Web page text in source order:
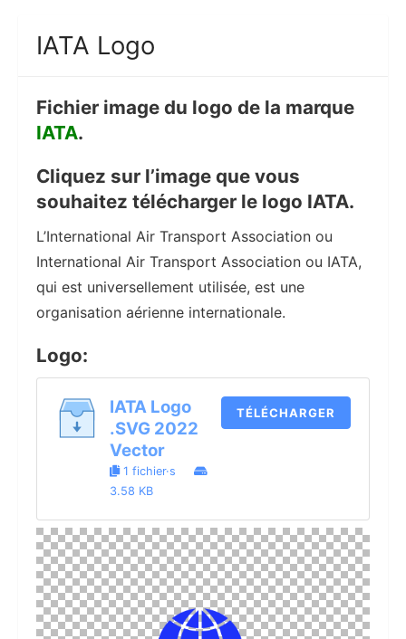
IATA Logo
Fichier image du logo de la marque
IATA.
Cliquez sur l’image que vous
souhaitez télécharger le logo IATA.
L’International Air Transport Association ou
International Air Transport Association ou IATA,
qui est universellement utilisée, est une
organisation aérienne internationale.
Logo:
IATA Logo
.SVG 2022
Vector
1 fichier·s
3.58 KB
TÉLÉCHARGER